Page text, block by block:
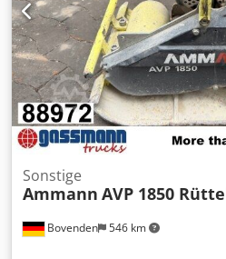
Bovenden 546 km
Sonstige
Ammann AVP 1850